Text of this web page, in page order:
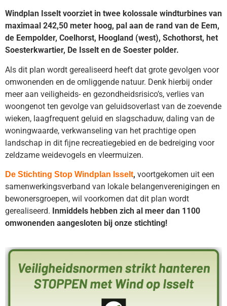
Windplan Isselt voorziet in twee kolossale windturbines van
maximaal 242,50 meter hoog, pal aan de rand van de Eem,
de Eempolder, Coelhorst, Hoogland (west), Schothorst, het
Soesterkwartier, De Isselt en de Soester polder.
Als dit plan wordt gerealiseerd heeft dat grote gevolgen voor
omwonenden en de omliggende natuur. Denk hierbij onder
meer aan veiligheids- en gezondheidsrisico’s, verlies van
woongenot ten gevolge van geluidsoverlast van de zoevende
wieken, laagfrequent geluid en slagschaduw, daling van de
woningwaarde, verkwanseling van het prachtige open
landschap in dit fijne recreatiegebied en de bedreiging voor
zeldzame weidevogels en vleermuizen.
De Stichting Stop Windplan Isselt, voortgekomen uit een
samenwerkingsverband van lokale belangenverenigingen en
bewonersgroepen, wil voorkomen dat dit plan wordt
gerealiseerd. Inmiddels hebben zich al meer dan 1100
omwonenden aangesloten bij onze stichting!